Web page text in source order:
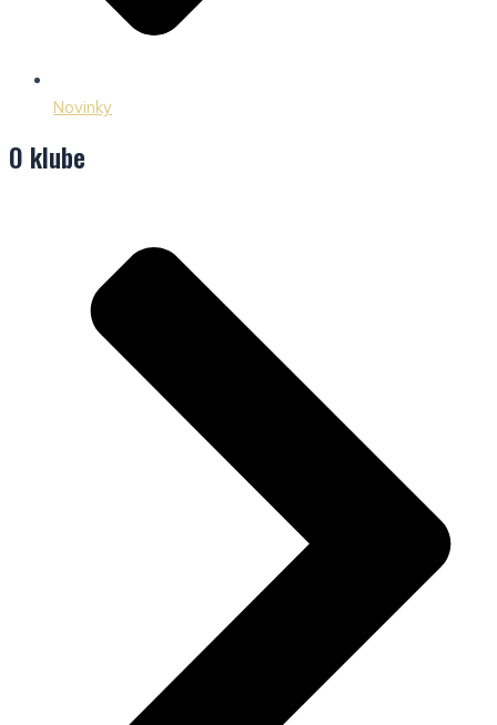
Novinky
O klube